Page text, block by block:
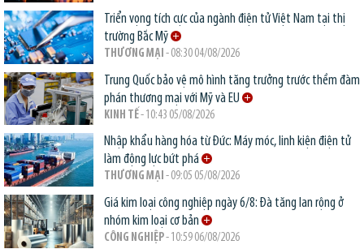
Triển vọng tích cực của ngành điện tử Việt Nam tại thị
trường Bắc Mỹ
THƯƠNG MẠI - 08:30 04/08/2026
Trung Quốc bảo vệ mô hình tăng trưởng trước thềm đàm
phán thương mại với Mỹ và EU
KINH TẾ- 10:43 05/08/2026
Nhập khẩu hàng hóa từ Đức: Máy móc, linh kiện điện tử
làm động lực bứt phá
THƯƠNG MẠI - 09:05 05/08/2026
Giá kim loại công nghiệp ngày 6/8: Đà tăng lan rộng ở
nhóm kim loại cơ bản
CÔNG NGHIỆP- 10:59 06/08/2026